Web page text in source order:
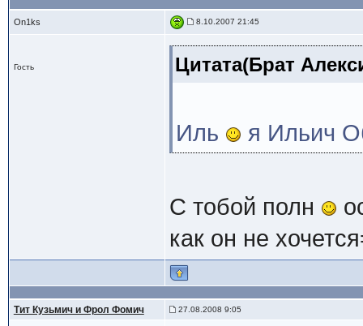
On1ks 8.10.2007 21:45
Гость Цитата(Брат
Иль я Ильич
С тобой полн
как он не
Тит Кузьмич и Фрол Фомич 27.08.2008 9:05